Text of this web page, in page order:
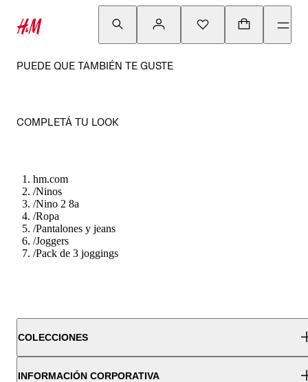
PUEDE QUE TAMBIÉN TE GUSTE
COMPLETÁ TU LOOK
hm.com
/Ninos
/Nino 2 8a
/Ropa
/Pantalones y jeans
/Joggers
/Pack de 3 joggings
COLECCIONES
INFORMACIÓN CORPORATIVA